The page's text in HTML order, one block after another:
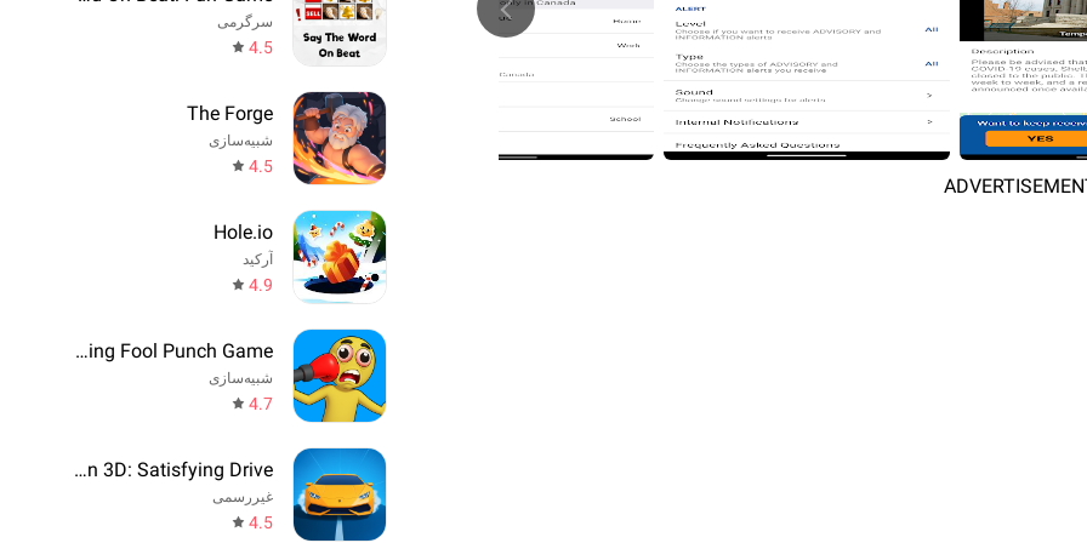
سرگرمی
4.5
The Forge
شبیه‌سازی
4.5
Hole.io
آرکید
4.9
Annoying Fool Punch Game
شبیه‌سازی
4.7
Drift Run 3D: Satisfying Drive
غیررسمی
4.5